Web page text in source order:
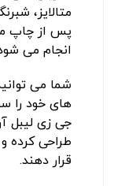
متالایز،
پس از چاپ
انجام می
شما می
های خود را
جی زی لیبل
طراحی کرده
قرار دهند.